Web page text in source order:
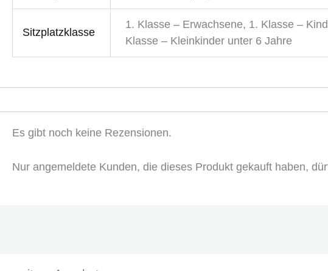
Sitzplatzklasse
1. Klasse – Erwachsene, 1. Klasse –
Klasse – Kleinkinder unter 6 Jahre
Es gibt noch keine Rezensionen.
Nur angemeldete Kunden, die dieses Produkt gekauft haben,